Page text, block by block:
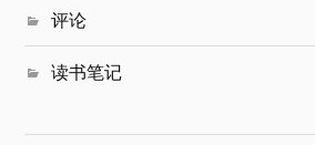
评论
读书笔记